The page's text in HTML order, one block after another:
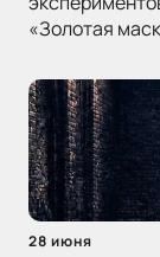
«Золотая
28 июня